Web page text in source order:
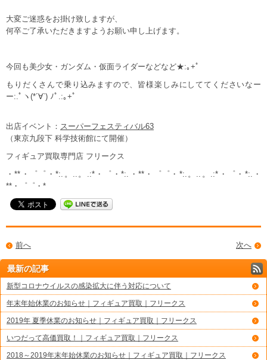
大変ご迷惑をお掛け致しますが、
何卒ご了承いただきますようお願い申し上げます。
今回も美少女・ガンダム・仮面ライダーなどなど★:｡+ﾟ
もりだくさんで乗り込みますので、皆様楽しみにしててくださいなー
ー:.ﾟヽ(*´∀`) ﾉﾟ.:｡+ﾟ
出店イベント： スーパーフェスティバル63
（東京九段下 科学技術館にて開催）
フィギュア買取専門店 フリークス
・**・゜゜・*:.。..。.:*・゜・*:.・**・゜゜・*:.。..。.:*・゜・*:.・
**・゜゜・*
次へ
前へ
最新の記事
新型コロナウイルスの感染拡大に伴う対応について
年末年始休業のお知らせ｜フィギュア買取｜フリークス
2019年 夏季休業のお知らせ｜フィギュア買取｜フリークス
いつだって高価買取！｜フィギュア買取｜フリークス
2018～2019年末年始休業のお知らせ｜フィギュア買取｜フリークス